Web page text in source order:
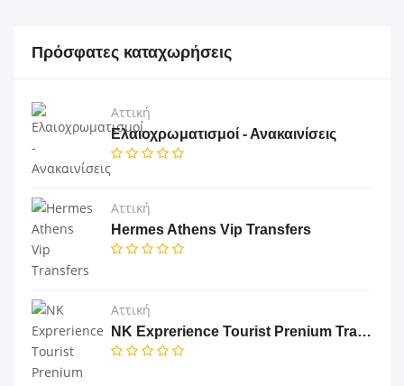
Πρόσφατες καταχωρήσεις
Αττική
Ελαιοχρωματισμοί - Ανακαινίσεις
Αττική
Hermes Athens Vip Transfers
Αττική
NK Exprerience Tourist Prenium Transfers & Tours